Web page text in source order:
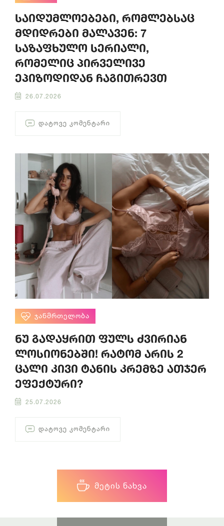
საიდუმლოებები, რომლებსაც
მდიდრები მალავენ: 7
საზაფხულო სერიალი,
რომელიც პირველივე
ეპიზოდიდან ჩაგითრევთ
26.07.2026
ᲓᲐᲢᲝᲕᲔ ᲙᲝᲛᲔᲜᲢᲐᲠᲘ
ᲯᲐᲜᲛᲠᲗᲔᲚᲝᲑᲐ
ნუ გადაყრით ფულს ძვირიან
ლოსიონებში! რატომ არის 2
ცალი კივი ტანის კრემზე ათჯერ
ეფექტური?
25.07.2026
ᲓᲐᲢᲝᲕᲔ ᲙᲝᲛᲔᲜᲢᲐᲠᲘ
ᲛᲔᲢᲘᲡ ᲜᲐᲮᲕᲐ